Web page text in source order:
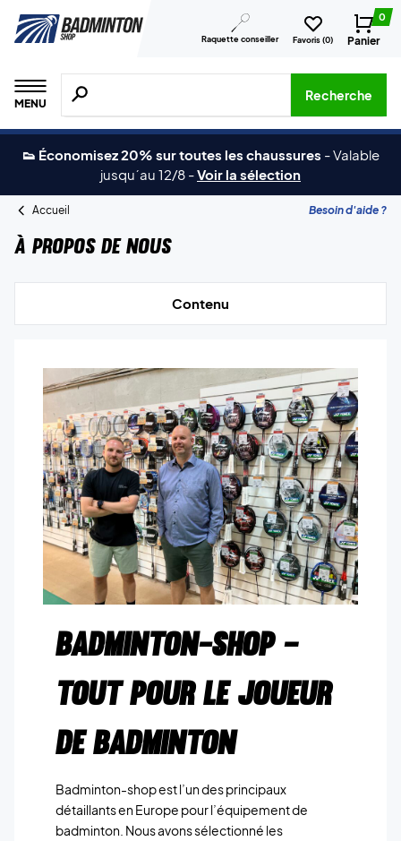
Raquette conseiller Favoris (0)
0
Panier
MENU
Recherche de produits, de marques, etc.
Recherche
👟 Économisez 20% sur toutes les chaussures -Valable
jusqu´au 12/8 -Voir la sélection
Accueil Besoin d'aide ?
À propos de nous
Contenu
BADMINTON-SHOP –
TOUT POUR LE JOUEUR
DE BADMINTON
Badminton-shop est l’un des principaux
détaillants en Europe pour l’équipement de
badminton. Nous avons sélectionné les